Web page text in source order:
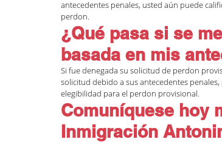
antecedentes penales, usted aún puede
perdon.
¿Qué pasa si se
basada en mis
Si fue denegada su solicitud de perdon
solicitud debido a sus antecedentes
elegibilidad para el perdon provisional.
Comuníquese hoy
Inmigración